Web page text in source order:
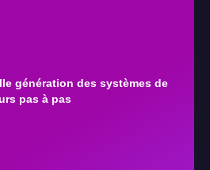
génération des systèmes de
pas à pas